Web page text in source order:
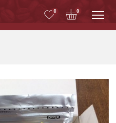
0 0